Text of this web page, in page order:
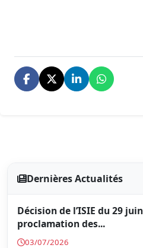
Dernières Actualités
Décision de l’ISIE du 29
proclamation des...
03/07/2026